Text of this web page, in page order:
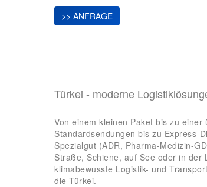
>> ANFRAGE
Türkei - moderne
Von einem kleinen Paket bis zu
Standardsendungen bis zu Express-
Spezialgut (ADR, Pharma-Medizin-
Straße, Schiene, auf See oder in
klimabewusste Logistik- und
die Türkei.